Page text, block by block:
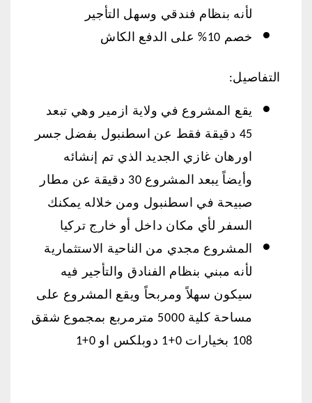
لأنه بنظام فندقي وسهل التأجير
خصم 10% على الدفع الكاش
التفاصيل:
يقع المشروع في ولاية ازمير وهي تبعد
45 دقيقة فقط عن اسطنبول بفضل جسر
اورهان غازي الجديد الذي تم إنشائه
وأيضاً يبعد المشروع 30 دقيقة عن مطار
صبيحة في اسطنبول ومن خلاله يمكنك
السفر لأي مكان داخل أو خارج تركيا
المشروع مجدي من الناحية الاستثمارية
لأنه مبني بنظام الفنادق والتأجير فيه
سيكون سهلاً ومربحاً ويقع المشروع على
مساحة كلية 5000 مترمربع بمجموع شقق
108 بخيارات 0+1 دوبلكس او 0+1